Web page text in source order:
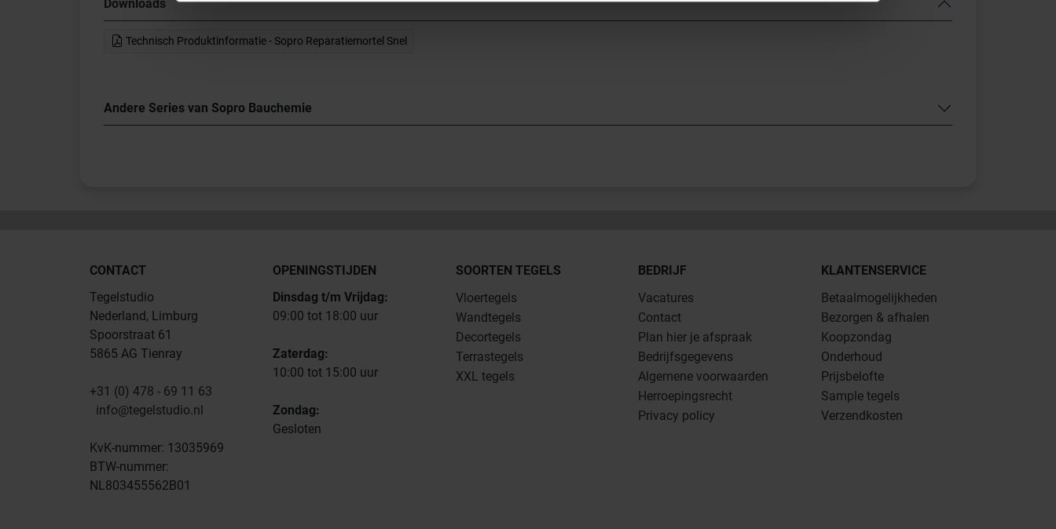
Downloads
Technisch Produktinformatie - Sopro Reparatiemortel Snel
Andere Series van Sopro Bauchemie
CONTACT
Tegelstudio
Nederland, Limburg
Spoorstraat 61
5865 AG Tienray
+31 (0) 478 - 69 11 63
info@tegelstudio.nl
KvK-nummer: 13035969
BTW-nummer:
NL803455562B01
OPENINGSTIJDEN
Dinsdag t/m Vrijdag:
09:00 tot 18:00 uur
Zaterdag:
10:00 tot 15:00 uur
Zondag:
Gesloten
SOORTEN TEGELS
Vloertegels
Wandtegels
Decortegels
Terrastegels
XXL tegels
BEDRIJF
Vacatures
Contact
Plan hier je afspraak
Bedrijfsgegevens
Algemene voorwaarden
Herroepingsrecht
Privacy policy
KLANTENSERVICE
Betaalmogelijkheden
Bezorgen & afhalen
Koopzondag
Onderhoud
Prijsbelofte
Sample tegels
Verzendkosten